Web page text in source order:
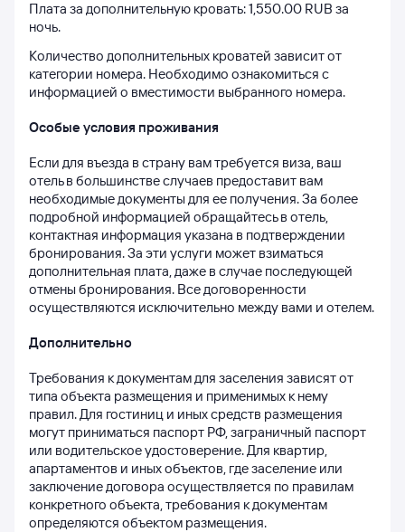
Плата за дополнительную кровать: 1,550.00 RUB за
ночь.
Количество дополнительных кроватей зависит от
категории номера. Необходимо ознакомиться с
информацией о вместимости выбранного номера.
Особые условия проживания
Если для въезда в страну вам требуется виза, ваш
отель в большинстве случаев предоставит вам
необходимые документы для ее получения. За более
подробной информацией обращайтесь в отель,
контактная информация указана в подтверждении
бронирования. За эти услуги может взиматься
дополнительная плата, даже в случае последующей
отмены бронирования. Все договоренности
осуществляются исключительно между вами и отелем.
Дополнительно
Требования к документам для заселения зависят от
типа объекта размещения и применимых к нему
правил. Для гостиниц и иных средств размещения
могут приниматься паспорт РФ, заграничный паспорт
или водительское удостоверение. Для квартир,
апартаментов и иных объектов, где заселение или
заключение договора осуществляется по правилам
конкретного объекта, требования к документам
определяются объектом размещения.